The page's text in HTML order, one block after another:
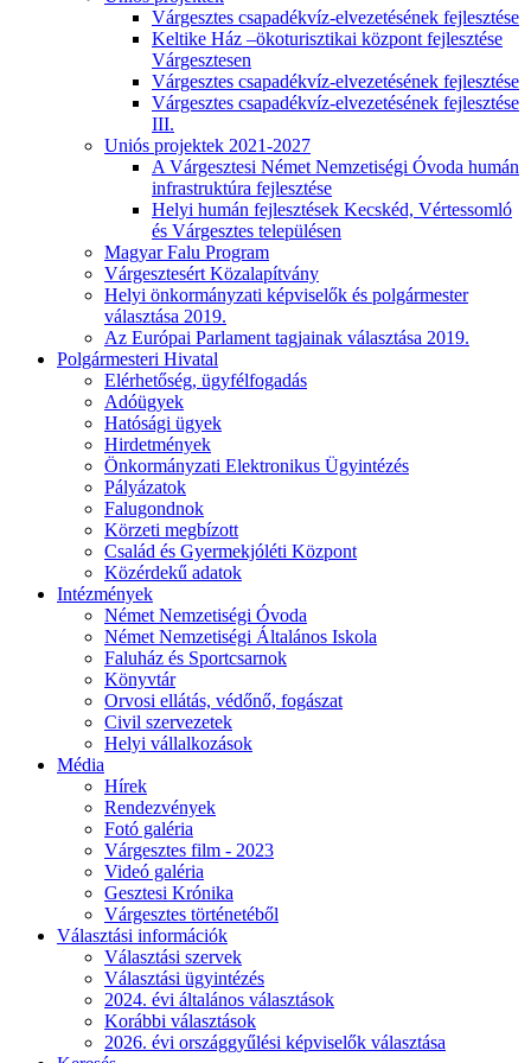
Várgesztes csapadékvíz-elvezetésének fejlesztése
Keltike Ház –ökoturisztikai központ fejlesztése
Várgesztesen
Várgesztes csapadékvíz-elvezetésének fejlesztése
Várgesztes csapadékvíz-elvezetésének fejlesztése
III.
Uniós projektek 2021-2027
A Várgesztesi Német Nemzetiségi Óvoda humán
infrastruktúra fejlesztése
Helyi humán fejlesztések Kecskéd, Vértessomló
és Várgesztes településen
Magyar Falu Program
Várgesztesért Közalapítvány
Helyi önkormányzati képviselők és polgármester
választása 2019.
Az Európai Parlament tagjainak választása 2019.
Polgármesteri Hivatal
Elérhetőség, ügyfélfogadás
Adóügyek
Hatósági ügyek
Hirdetmények
Önkormányzati Elektronikus Ügyintézés
Pályázatok
Falugondnok
Körzeti megbízott
Család és Gyermekjóléti Központ
Közérdekű adatok
Intézmények
Német Nemzetiségi Óvoda
Német Nemzetiségi Általános Iskola
Faluház és Sportcsarnok
Könyvtár
Orvosi ellátás, védőnő, fogászat
Civil szervezetek
Helyi vállalkozások
Média
Hírek
Rendezvények
Fotó galéria
Várgesztes film - 2023
Videó galéria
Gesztesi Krónika
Várgesztes történetéből
Választási információk
Választási szervek
Választási ügyintézés
2024. évi általános választások
Korábbi választások
2026. évi országgyűlési képviselők választása